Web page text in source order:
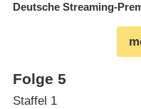
Deutsche Streaming-
Folge 5
Staffel 1